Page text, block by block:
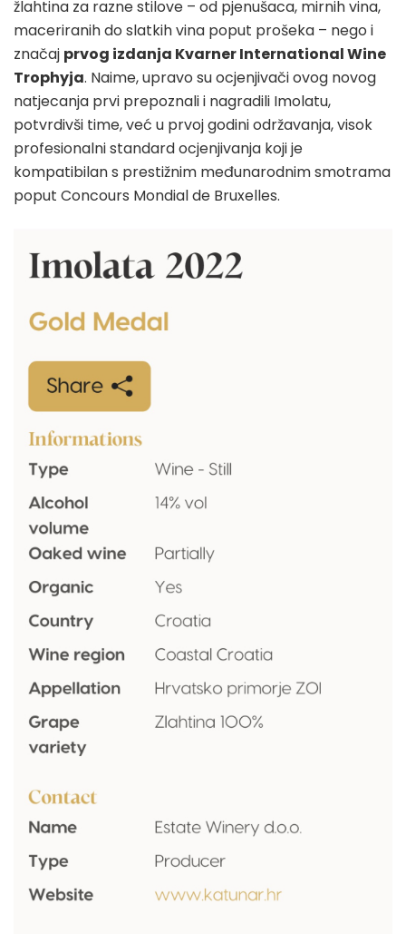
žlahtina za razne stilove – od pjenušaca, mirnih vina,
maceriranih do slatkih vina poput prošeka – nego i
značaj prvog izdanja Kvarner International Wine
Trophyja. Naime, upravo su ocjenjivači ovog novog
natjecanja prvi prepoznali i nagradili Imolatu,
potvrdivši time, već u prvoj godini održavanja, visok
profesionalni standard ocjenjivanja koji je
kompatibilan s prestižnim međunarodnim smotrama
poput Concours Mondial de Bruxelles.